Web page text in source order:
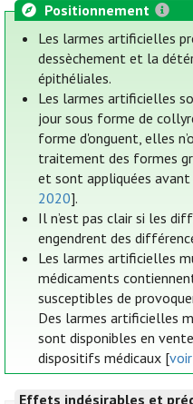
Positionnement
Les larmes artificielles
dessèchement et la
épithéliales.
Les larmes artificielles
jour sous forme de
forme d'onguent, elles
traitement des formes
et sont appliquées
2020].
Il n’est pas clair si les
engendrent des
Les larmes artificielles
médicaments
susceptibles de
Des larmes artificielles
sont disponibles en
dispositifs médicaux [
Effets indésirables et